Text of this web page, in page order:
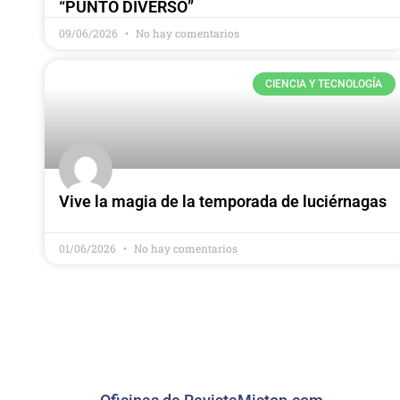
“PUNTO DIVERSO”
09/06/2026 No hay comentarios
CIENCIA Y TECNOLOGÍA
Vive la magia de la temporada de luciérnagas
01/06/2026 No hay comentarios